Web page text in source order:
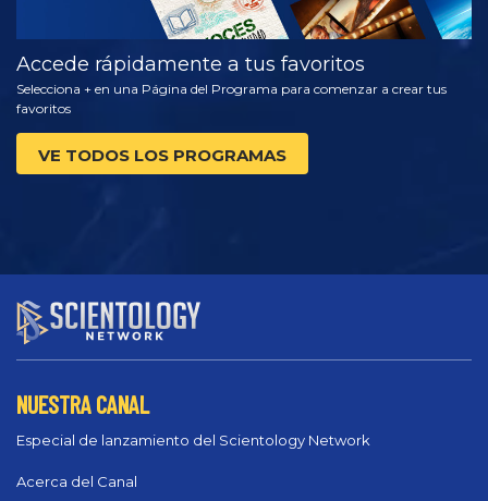
Accede rápidamente a tus favoritos
Selecciona + en una Página del Programa para comenzar a crear tus
favoritos
VE TODOS LOS PROGRAMAS
NUESTRA CANAL
Especial de lanzamiento del Scientology Network
Acerca del Canal